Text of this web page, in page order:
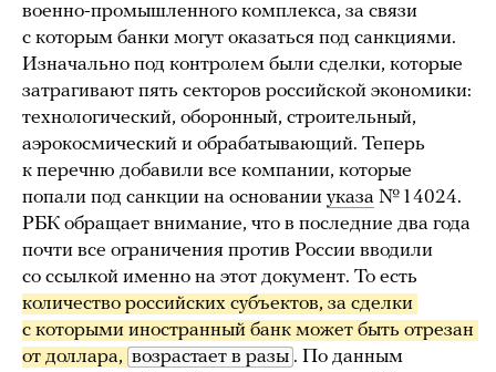
военно-промышленного комплекса, за связи
с которым банки могут оказаться под санкциями.
Изначально под контролем были сделки, которые
затрагивают пять секторов российской экономики:
технологический, оборонный, строительный,
аэрокосмический и обрабатывающий. Теперь
к перечню добавили все компании, которые
попали под санкции на основании указа № 14024.
РБК обращает внимание, что в последние два года
почти все ограничения против России вводили
со ссылкой именно на этот документ. То есть
количество российских субъектов, за сделки
с которыми иностранный банк может быть отрезан
от доллара, возрастает в разы . По данным